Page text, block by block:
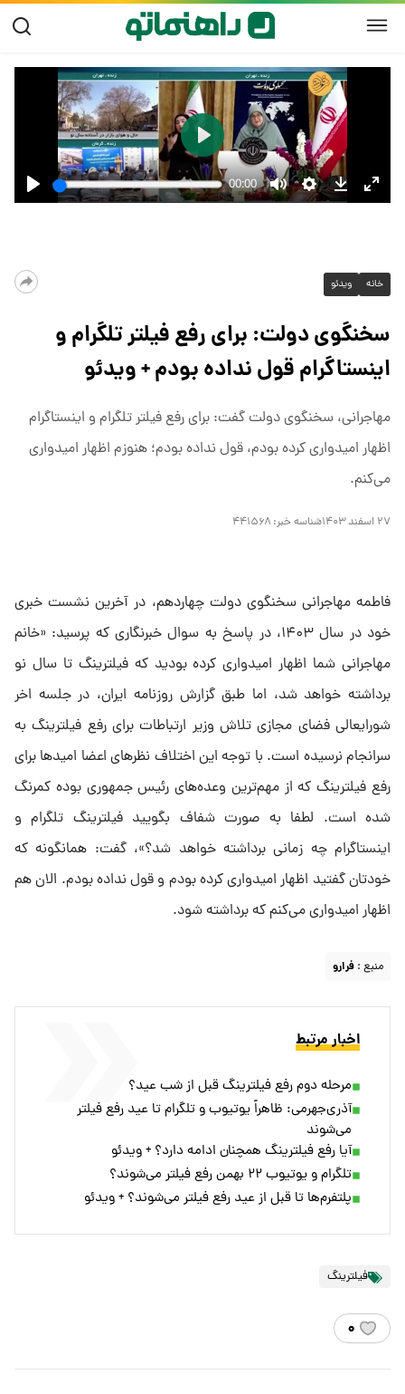
خانه ویدئو
سخنگوی دولت: برای رفع فیلتر تلگرام و
اینستاگرام قول نداده بودم + ویدئو
مهاجرانی، سخنگوی دولت گفت: برای رفع فیلتر تلگرام و اینستاگرام
اظهار امیدواری کرده بودم، قول نداده بودم؛ هنوزم اظهار امیدواری
می‌کنم.
۲۷ اسفند ۱۴۰۳ شناسه خبر: ۴۴۱۵۶۸
فاطمه مهاجرانی سخنگوی دولت چهاردهم، در آخرین نشست خبری
خود در سال ۱۴۰۳، در پاسخ به سوال خبرنگاری که پرسید: «خانم
مهاجرانی شما اظهار امیدواری کرده بودید که فیلترینگ تا سال نو
برداشته خواهد شد، اما طبق گزارش روزنامه ایران، در جلسه اخر
شورایعالی فضای مجازی تلاش وزیر ارتباطات برای رفع فیلترینگ به
سرانجام نرسیده است. با توجه این اختلاف نظر‌های اعضا امید‌ها برای
رفع فیلترینگ که از مهم‌ترین وعده‌های رئیس جمهوری بوده کمرنگ
شده است. لطفا به صورت شفاف بگویید فیلترینگ تلگرام و
اینستاگرام چه زمانی برداشته خواهد شد؟»، گفت: همانگونه که
خودتان گفتید اظهار امیدواری کرده بودم و قول نداده بودم. الان هم
اظهار امیدواری می‌کنم که برداشته شود.
منبع : فرارو
اخبار مرتبط
مرحله دوم رفع فیلترینگ قبل از شب عید؟
آذری‌جهرمی: ظاهراً یوتیوب و تلگرام تا عید رفع فیلتر
می‌شوند
آیا رفع فیلترینگ همچنان ادامه دارد؟ + ویدئو
تلگرام و یوتیوب ۲۲ بهمن رفع فیلتر می‌شوند؟
پلتفرم‌ها تا قبل از عید رفع فیلتر می‌شوند؟ + ویدئو
فیلترینگ
۰